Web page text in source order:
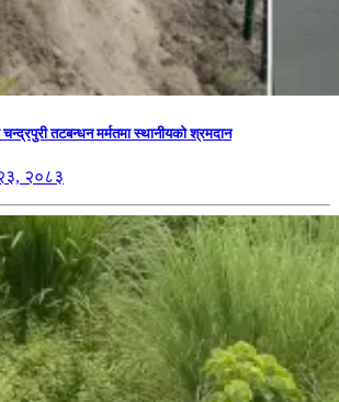
चन्द्रपुरी तटबन्धन मर्मतमा स्थानीयको श्रमदान
२०८३